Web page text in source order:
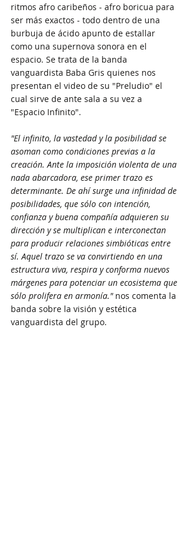
ritmos afro caribeños - afro boricua para
ser más exactos - todo dentro de una
burbuja de ácido apunto de estallar
como una supernova sonora en el
espacio. Se trata de la banda
vanguardista Baba Gris quienes nos
presentan el video de su "Preludio" el
cual sirve de ante sala a su vez a
"Espacio Infinito".
"El infinito, la vastedad y la posibilidad se
asoman como condiciones previas a la
creación. Ante la imposición violenta de una
nada abarcadora, ese primer trazo es
determinante. De ahí surge una infinidad de
posibilidades, que sólo con intención,
confianza y buena compañía adquieren su
dirección y se multiplican e interconectan
para producir relaciones simbióticas entre
sí. Aquel trazo se va convirtiendo en una
estructura viva, respira y conforma nuevos
márgenes para potenciar un ecosistema que
sólo prolifera en armonía." nos comenta la
banda sobre la visión y estética
vanguardista del grupo.